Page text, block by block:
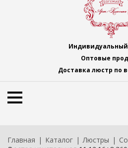
Оптовые
Доставка люстр по
Главная Каталог Люстры